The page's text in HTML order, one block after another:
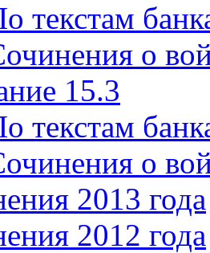
текстам
о
15.3
текстам
о
2013 года
2012 года